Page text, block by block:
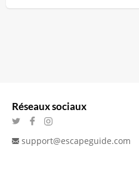
Réseaux sociaux
support@escapeguide.com